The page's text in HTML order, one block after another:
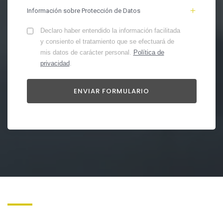
Información sobre Protección de Datos
Declaro haber entendido la información facilitada
y consiento el tratamiento que se efectuará de
mis datos de carácter personal. Política de
privacidad.